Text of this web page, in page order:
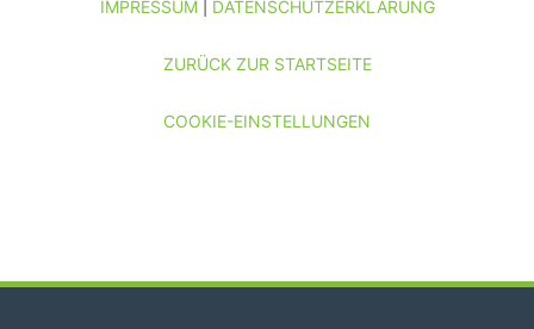
IMPRESSUM| DATENSCHUTZERKLÄRUNG
ZURÜCK ZUR STARTSEITE
COOKIE-EINSTELLUNGEN